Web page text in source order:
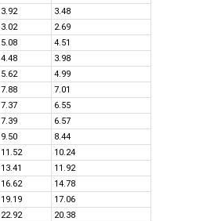
3.92
3.48
3.02
2.69
5.08
4.51
4.48
3.98
5.62
4.99
7.88
7.01
7.37
6.55
7.39
6.57
9.50
8.44
11.52
10.24
13.41
11.92
16.62
14.78
19.19
17.06
22.92
20.38